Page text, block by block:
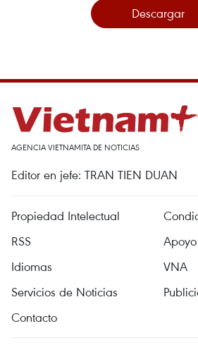
Descargar
AGENCIA VIETNAMITA DE NOTICIAS
Editor en jefe: TRAN TIEN DUAN
Propiedad Intelectual
RSS
Apoyo
Idiomas
VNA
Servicios de Noticias
Contacto